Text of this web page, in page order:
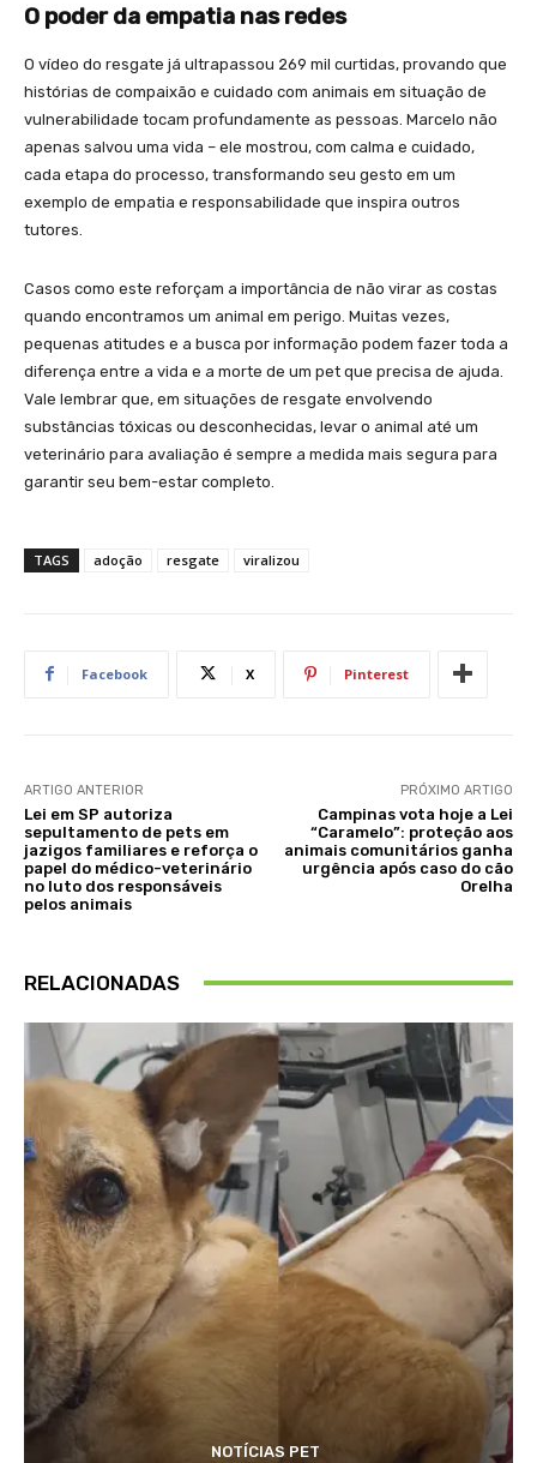
O poder da empatia nas redes
O vídeo do resgate já ultrapassou 269 mil curtidas, provando que
histórias de compaixão e cuidado com animais em situação de
vulnerabilidade tocam profundamente as pessoas. Marcelo não
apenas salvou uma vida – ele mostrou, com calma e cuidado,
cada etapa do processo, transformando seu gesto em um
exemplo de empatia e responsabilidade que inspira outros
tutores.
Casos como este reforçam a importância de não virar as costas
quando encontramos um animal em perigo. Muitas vezes,
pequenas atitudes e a busca por informação podem fazer toda a
diferença entre a vida e a morte de um pet que precisa de ajuda.
Vale lembrar que, em situações de resgate envolvendo
substâncias tóxicas ou desconhecidas, levar o animal até um
veterinário para avaliação é sempre a medida mais segura para
garantir seu bem-estar completo.
TAGS adoção resgate viralizou
Facebook X Pinterest
ARTIGO ANTERIOR
Lei em SP autoriza
sepultamento de pets em
jazigos familiares e reforça o
papel do médico-veterinário
no luto dos responsáveis
pelos animais
PRÓXIMO ARTIGO
Campinas vota hoje a Lei
“Caramelo”: proteção aos
animais comunitários ganha
urgência após caso do cão
Orelha
RELACIONADAS
NOTÍCIAS PET